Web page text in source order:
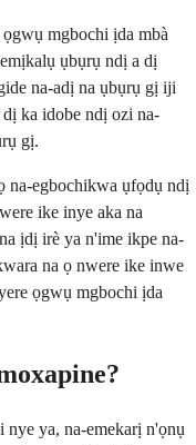
mgbochi ịda mbà
ụbụrụ ndị a dị
na-adị na ụbụrụ gị iji
dị ka idobe ndị ozi na-
gị.
na-egbochikwa ụfọdụ ndị
ike inye aka na
ịdị irè ya n'ime ikpe na-
na ọ nwere ike inwe
ọgwụ mgbochi ịda
ya, na-emekarị n'ọnụ